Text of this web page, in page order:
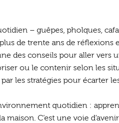
– guêpes, pholques,
de trente ans de réflexions
des conseils pour aller vers
ou le contenir selon les
les stratégies pour écarter
quotidien :
maison. C’est une voie